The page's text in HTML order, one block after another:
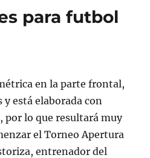
para futbol
en la parte frontal,
está elaborada con
por lo que resultará muy
el Torneo Apertura
entrenador del